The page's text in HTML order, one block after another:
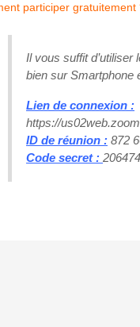
participer gratuitement
Il vous suffit
bien sur Smartphone
Lien de connexion :
https://
ID de réunion : 872
Code secret : 206474